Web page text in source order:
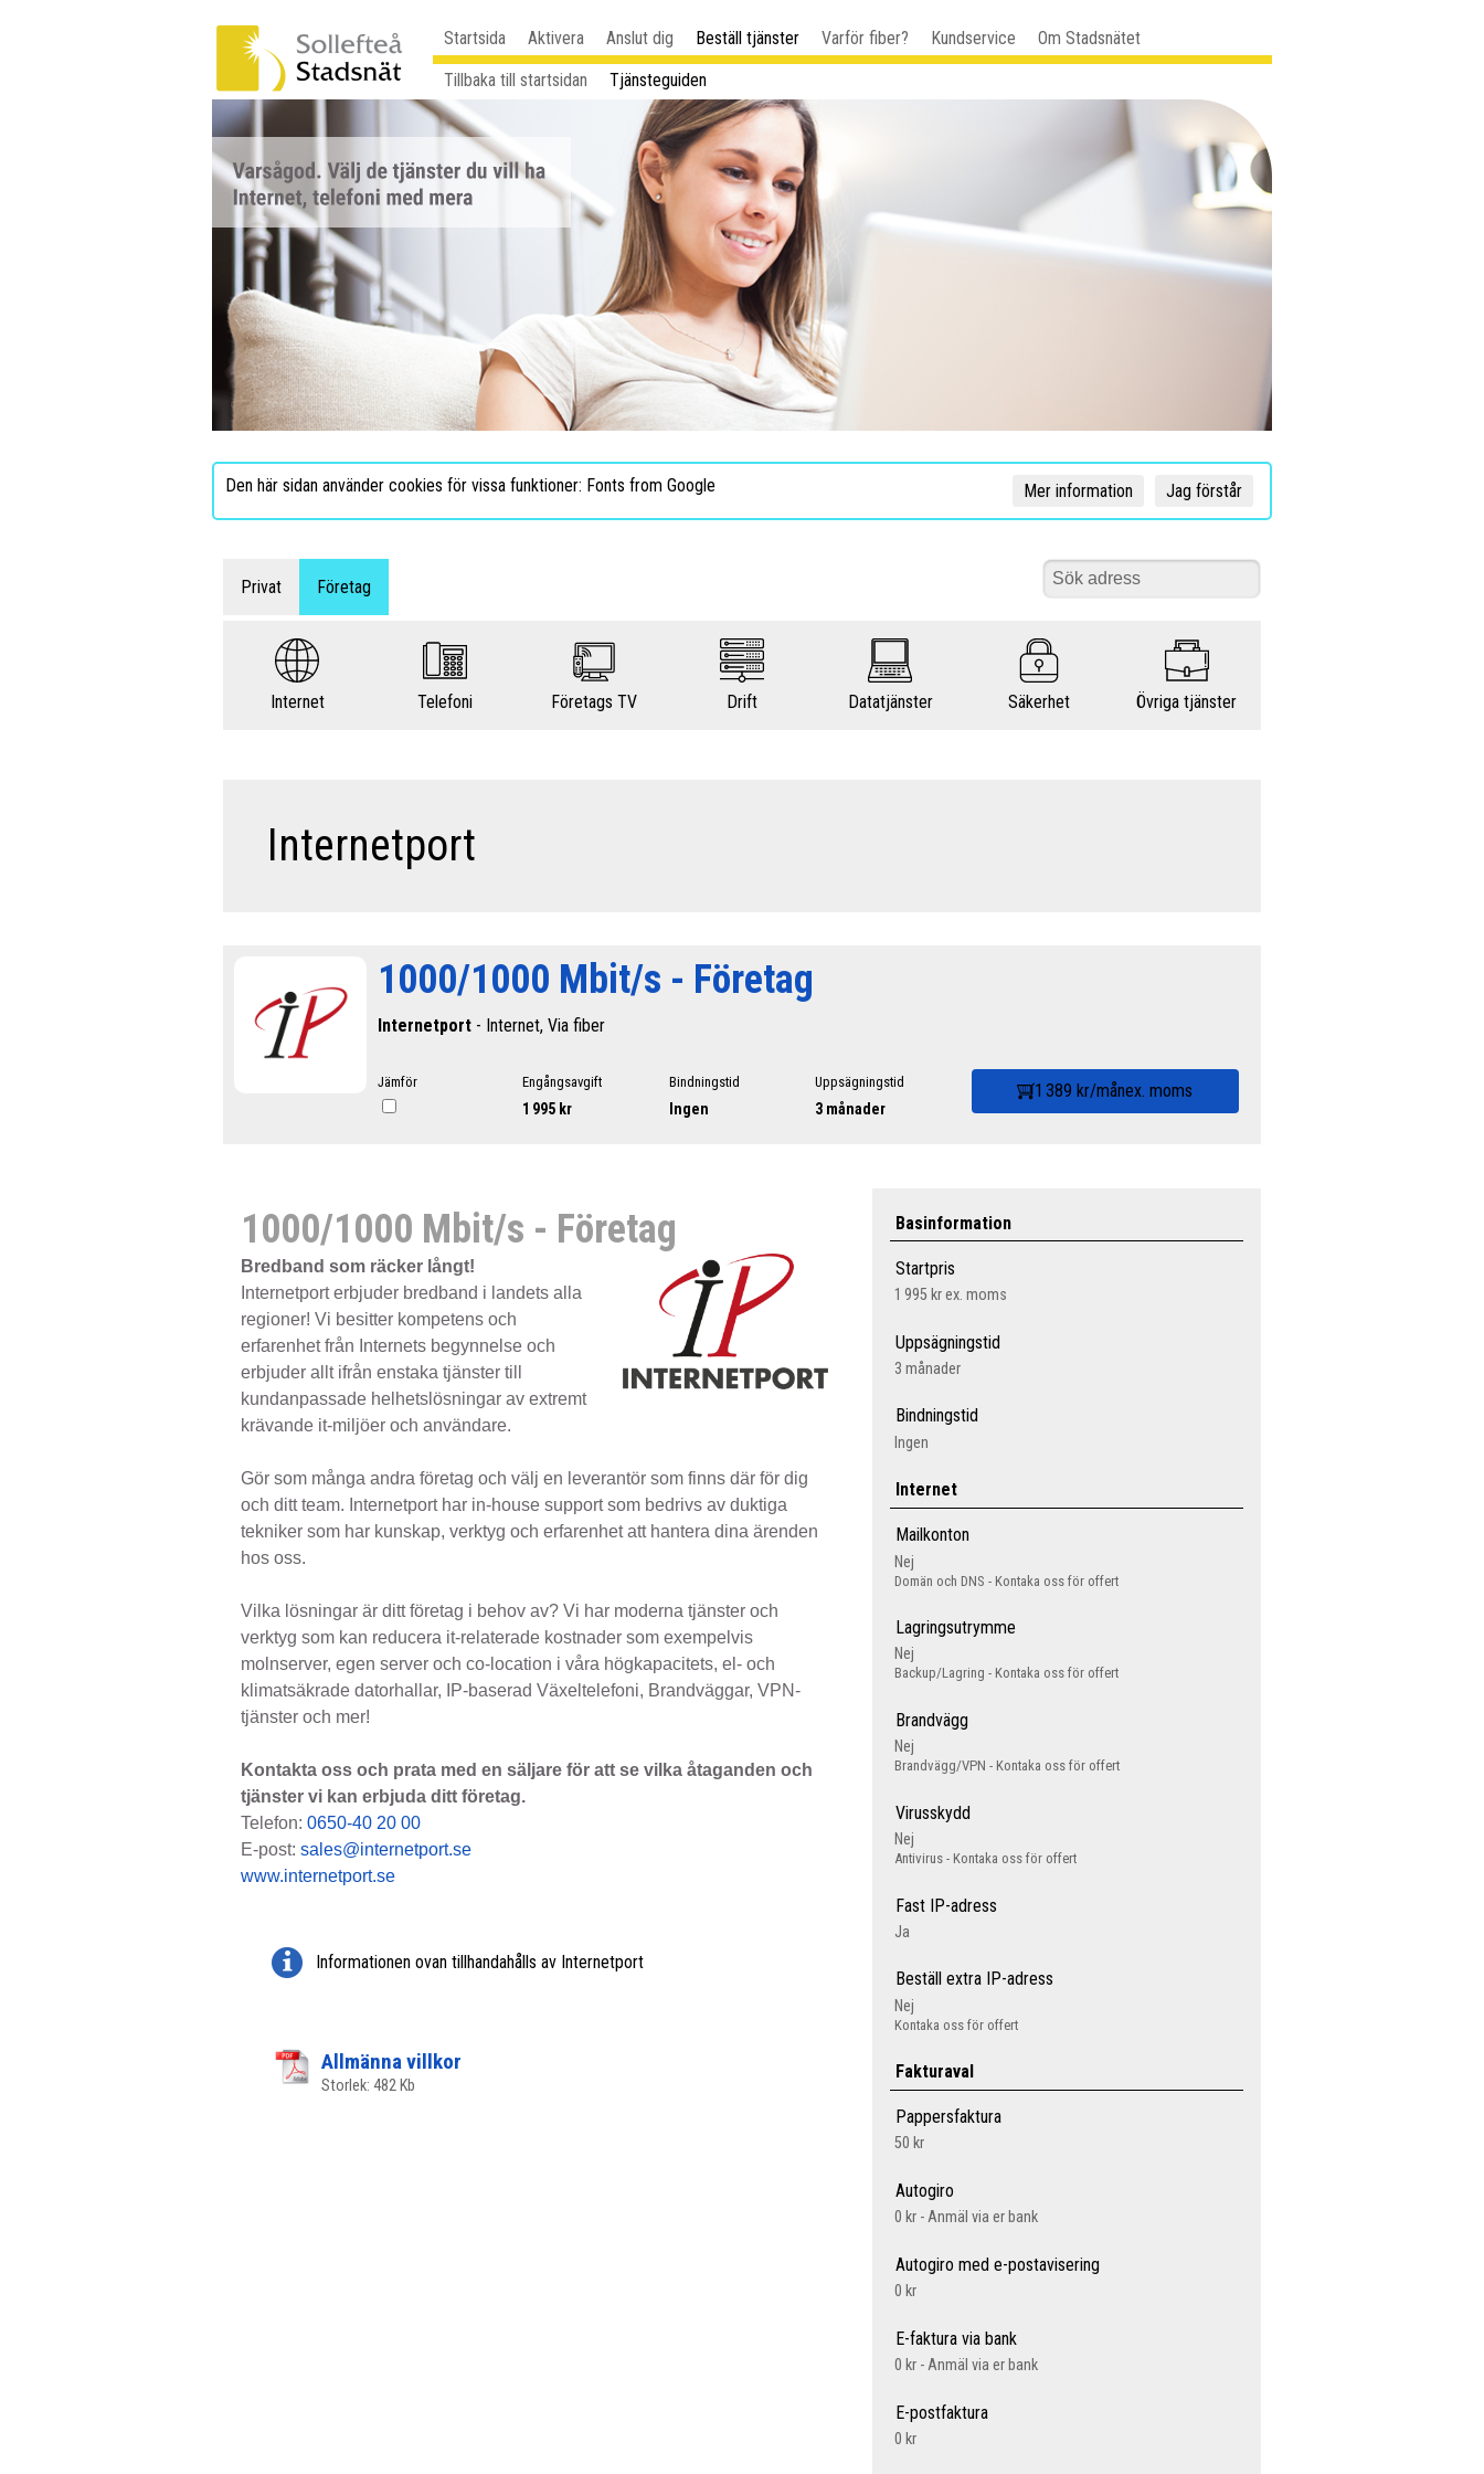
Startsida Aktivera Anslut dig Beställ tjänster Varför fiber? Kundservice
Om Stadsnätet
Tillbaka till startsidan
Tjänsteguiden
Den här sidan använder cookies för vissa funktioner: Fonts from Google Jag förstår
Mer information
Privat Företag
Internet Telefoni Företags TV Drift Datatjänster Säkerhet Övriga tjänster
Internetport
1000/1000 Mbit/s - Företag
Internetport - Internet, Via fiber
Jämför Engångsavgift
1 995 kr
Bindningstid
Ingen
Uppsägningstid
3 månader
1 389 kr/månex. moms
1000/1000 Mbit/s - Företag
Bredband som räcker långt!
Internetport erbjuder bredband i landets alla
regioner! Vi besitter kompetens och
erfarenhet från Internets begynnelse och
erbjuder allt ifrån enstaka tjänster till
kundanpassade helhetslösningar av extremt
krävande it-miljöer och användare.
Gör som många andra företag och välj en leverantör som finns där för dig
och ditt team. Internetport har in-house support som bedrivs av duktiga
tekniker som har kunskap, verktyg och erfarenhet att hantera dina ärenden
hos oss.
Vilka lösningar är ditt företag i behov av? Vi har moderna tjänster och
verktyg som kan reducera it-relaterade kostnader som exempelvis
molnserver, egen server och co-location i våra högkapacitets, el- och
klimatsäkrade datorhallar, IP-baserad Växeltelefoni, Brandväggar, VPN-
tjänster och mer!
Kontakta oss och prata med en säljare för att se vilka åtaganden och
tjänster vi kan erbjuda ditt företag.
Telefon: 0650-40 20 00
E-post: sales@internetport.se
www.internetport.se
Informationen ovan tillhandahålls av Internetport
Allmänna villkor
Storlek: 482 Kb
Basinformation
Startpris
1 995 krex. moms
Uppsägningstid
3 månader
Bindningstid
Ingen
Internet
Mailkonton
Nej
Domän och DNS - Kontaka oss för offert
Lagringsutrymme
Nej
Backup/Lagring - Kontaka oss för offert
Brandvägg
Nej
Brandvägg/VPN - Kontaka oss för offert
Virusskydd
Nej
Antivirus - Kontaka oss för offert
Fast IP-adress
Ja
Beställ extra IP-adress
Nej
Kontaka oss för offert
Fakturaval
Pappersfaktura
50 kr
Autogiro
0 kr - Anmäl via er bank
Autogiro med e-postavisering
0 kr
E-faktura via bank
0 kr - Anmäl via er bank
E-postfaktura
0 kr